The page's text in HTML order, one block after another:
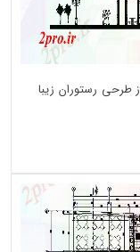
طرحی رستوران زیبا